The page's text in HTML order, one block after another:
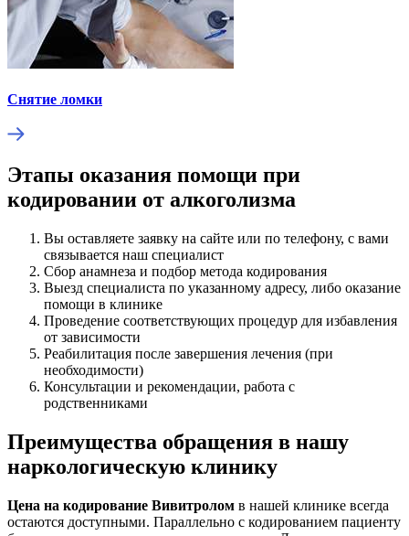
Снятие ломки
Этапы оказания помощи при
кодировании от алкоголизма
Вы оставляете заявку на сайте или по телефону, с вами
связывается наш специалист
Сбор анамнеза и подбор метода кодирования
Выезд специалиста по указанному адресу, либо оказание
помощи в клинике
Проведение соответствующих процедур для избавления
от зависимости
Реабилитация после завершения лечения (при
необходимости)
Консультации и рекомендации, работа с
родственниками
Преимущества обращения в нашу
наркологическую клинику
Цена на кодирование Вивитролом в нашей клинике всегда
остаются доступными. Параллельно с кодированием пациенту